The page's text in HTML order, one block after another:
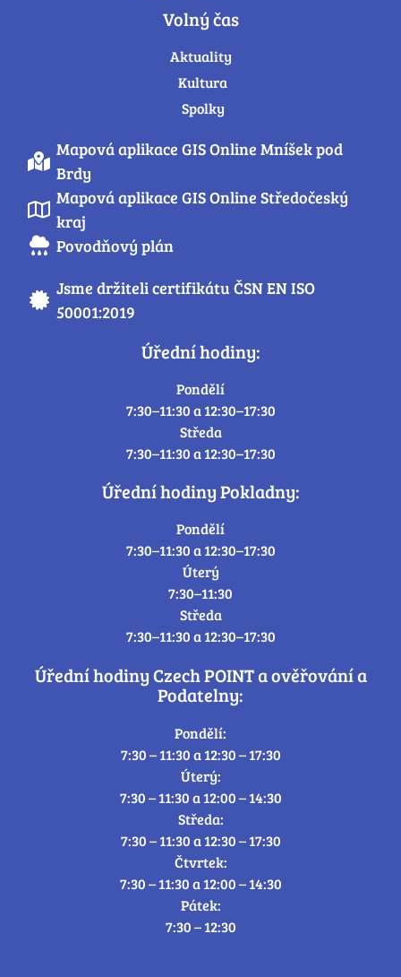
Volný čas
Aktuality
Kultura
Spolky
Mapová aplikace GIS Online Mníšek pod
Brdy
Mapová aplikace GIS Online Středočeský
kraj
Povodňový plán
Jsme držiteli certifikátu ČSN EN ISO
50001:2019
Úřední hodiny:
Pondělí
7:30–11:30 a 12:30–17:30
Středa
7:30–11:30 a 12:30–17:30
Úřední hodiny Pokladny:
Pondělí
7:30–11:30 a 12:30–17:30
Úterý
7:30–11:30
Středa
7:30–11:30 a 12:30–17:30
Úřední hodiny Czech POINT a ověřování a
Podatelny:
Pondělí:
7:30 – 11:30 a 12:30 – 17:30
Úterý:
7:30 – 11:30 a 12:00 – 14:30
Středa:
7:30 – 11:30 a 12:30 – 17:30
Čtvrtek:
7:30 – 11:30 a 12:00 – 14:30
Pátek:
7:30 – 12:30